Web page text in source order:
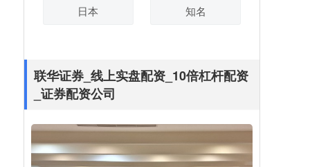
日本 知名
联华证券_线上实盘配资_10倍杠杆配资
_证券配资公司